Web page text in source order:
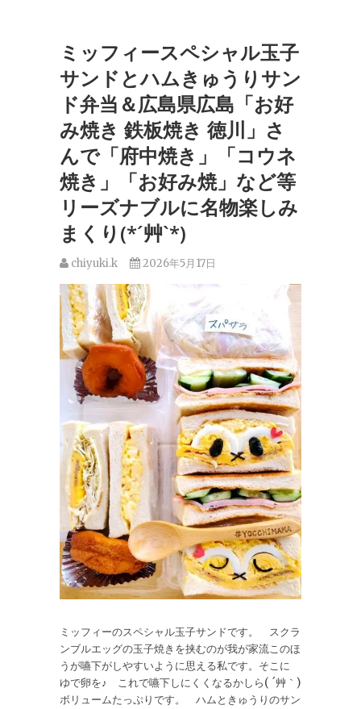
ミッフィースペシャル玉子
サンドとハムきゅうりサン
ド弁当＆広島県広島「お好
み焼き 鉄板焼き 徳川」さ
んで「府中焼き」「コウネ
焼き」「お好み焼」など等
リーズナブルに名物楽しみ
まくり(*´艸`*)
chiyuki.k 2026年5月17日
ミッフィーのスペシャル玉子サンドです。 スクラ
ンブルエッグの玉子焼きを挟むのが我が家流このほ
うが嚥下がしやすいように思える私です。そこに
ゆで卵を♪ これで嚥下しにくくなるかしら( ´艸｀)
ボリュームたっぷりです。 ハムときゅうりのサン